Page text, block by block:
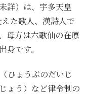
詳）は、宇多天皇
た歌人、漢詩人で
母方は六歌仙の在原
です。
ひょうぶのだいじ
ょう）など律令制の